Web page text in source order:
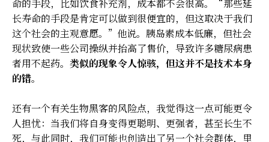
命的手段，比如饮食补充剂，成本都不会很高。“那些延
长寿命的手段是肯定可以做到很便宜的，但这取决于我们
这个社会的主观意愿。”他说。胰岛素成本低廉，但社会
现状致使一些公司操纵并抬高了售价，导致许多糖尿病患
者用不起药。 类似的现象令人惊骇，但这并不是技术本身
的错。
还有一个有关生物黑客的风险点，我觉得这一点可能更令
人担忧：当我们将自身变得更聪明、更强者，甚至长生不
死，与此同时，我们可能也创造出了另一个社会群体，里